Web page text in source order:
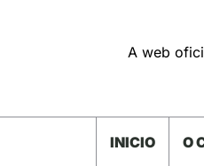
A web
INICIO O